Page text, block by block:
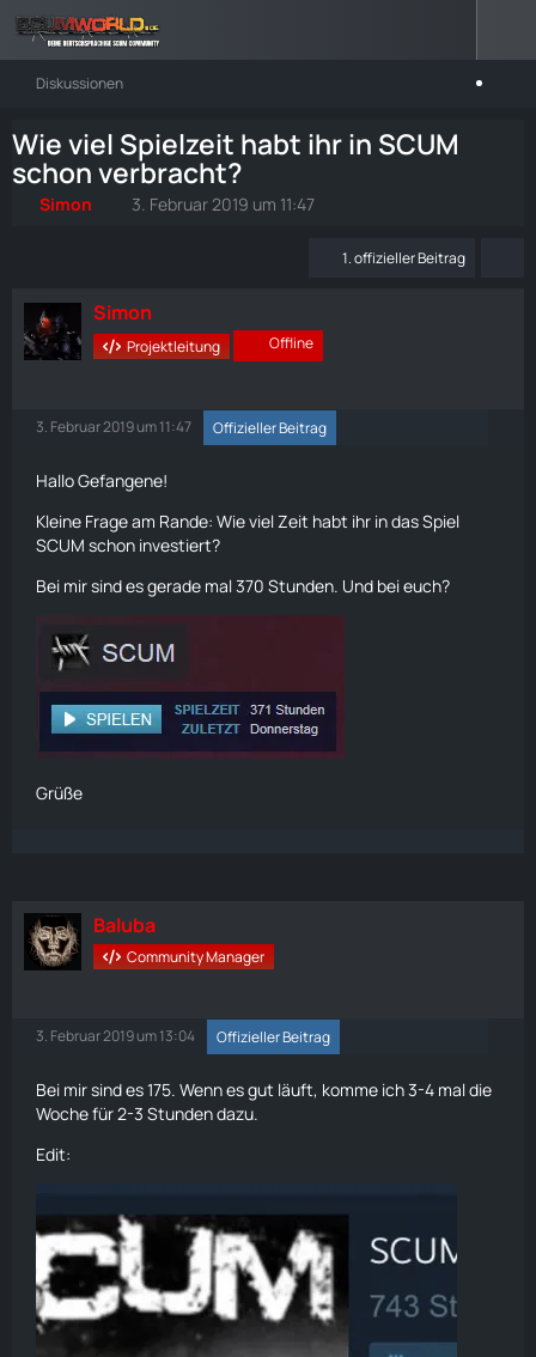
Diskussionen
Wie viel Spielzeit habt ihr in SCUM
schon verbracht?
Simon 3. Februar 2019 um 11:47
1. offizieller Beitrag
Simon
Projektleitung Offline
3. Februar 2019 um 11:47 Offizieller Beitrag
Hallo Gefangene!
Kleine Frage am Rande: Wie viel Zeit habt ihr in das Spiel
SCUM schon investiert?
Bei mir sind es gerade mal 370 Stunden. Und bei euch?
Grüße
Baluba
Community Manager
3. Februar 2019 um 13:04 Offizieller Beitrag
Bei mir sind es 175. Wenn es gut läuft, komme ich 3-4 mal die
Woche für 2-3 Stunden dazu.
Edit: